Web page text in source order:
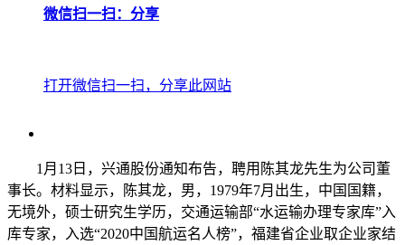
微信扫一扫：分享
打开微信扫一扫，分享此网站
1月13日，兴通股份通知布告，聘用陈其龙先生为公司董
事长。材料显示，陈其龙，男，1979年7月出生，中国国籍，
无境外，硕士研究生学历，交通运输部“水运输办理专家库”入
库专家，入选“2020中国航运名人榜”，福建省企业取企业家结